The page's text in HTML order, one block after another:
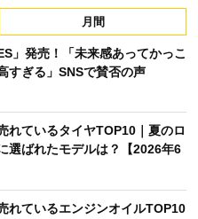
月間
」発売！「未来感あってかっこ
すぎる」SNSで賛否の声
れているタイヤTOP10｜夏のロ
選ばれたモデルは？【2026年6
れているエンジンオイルTOP10